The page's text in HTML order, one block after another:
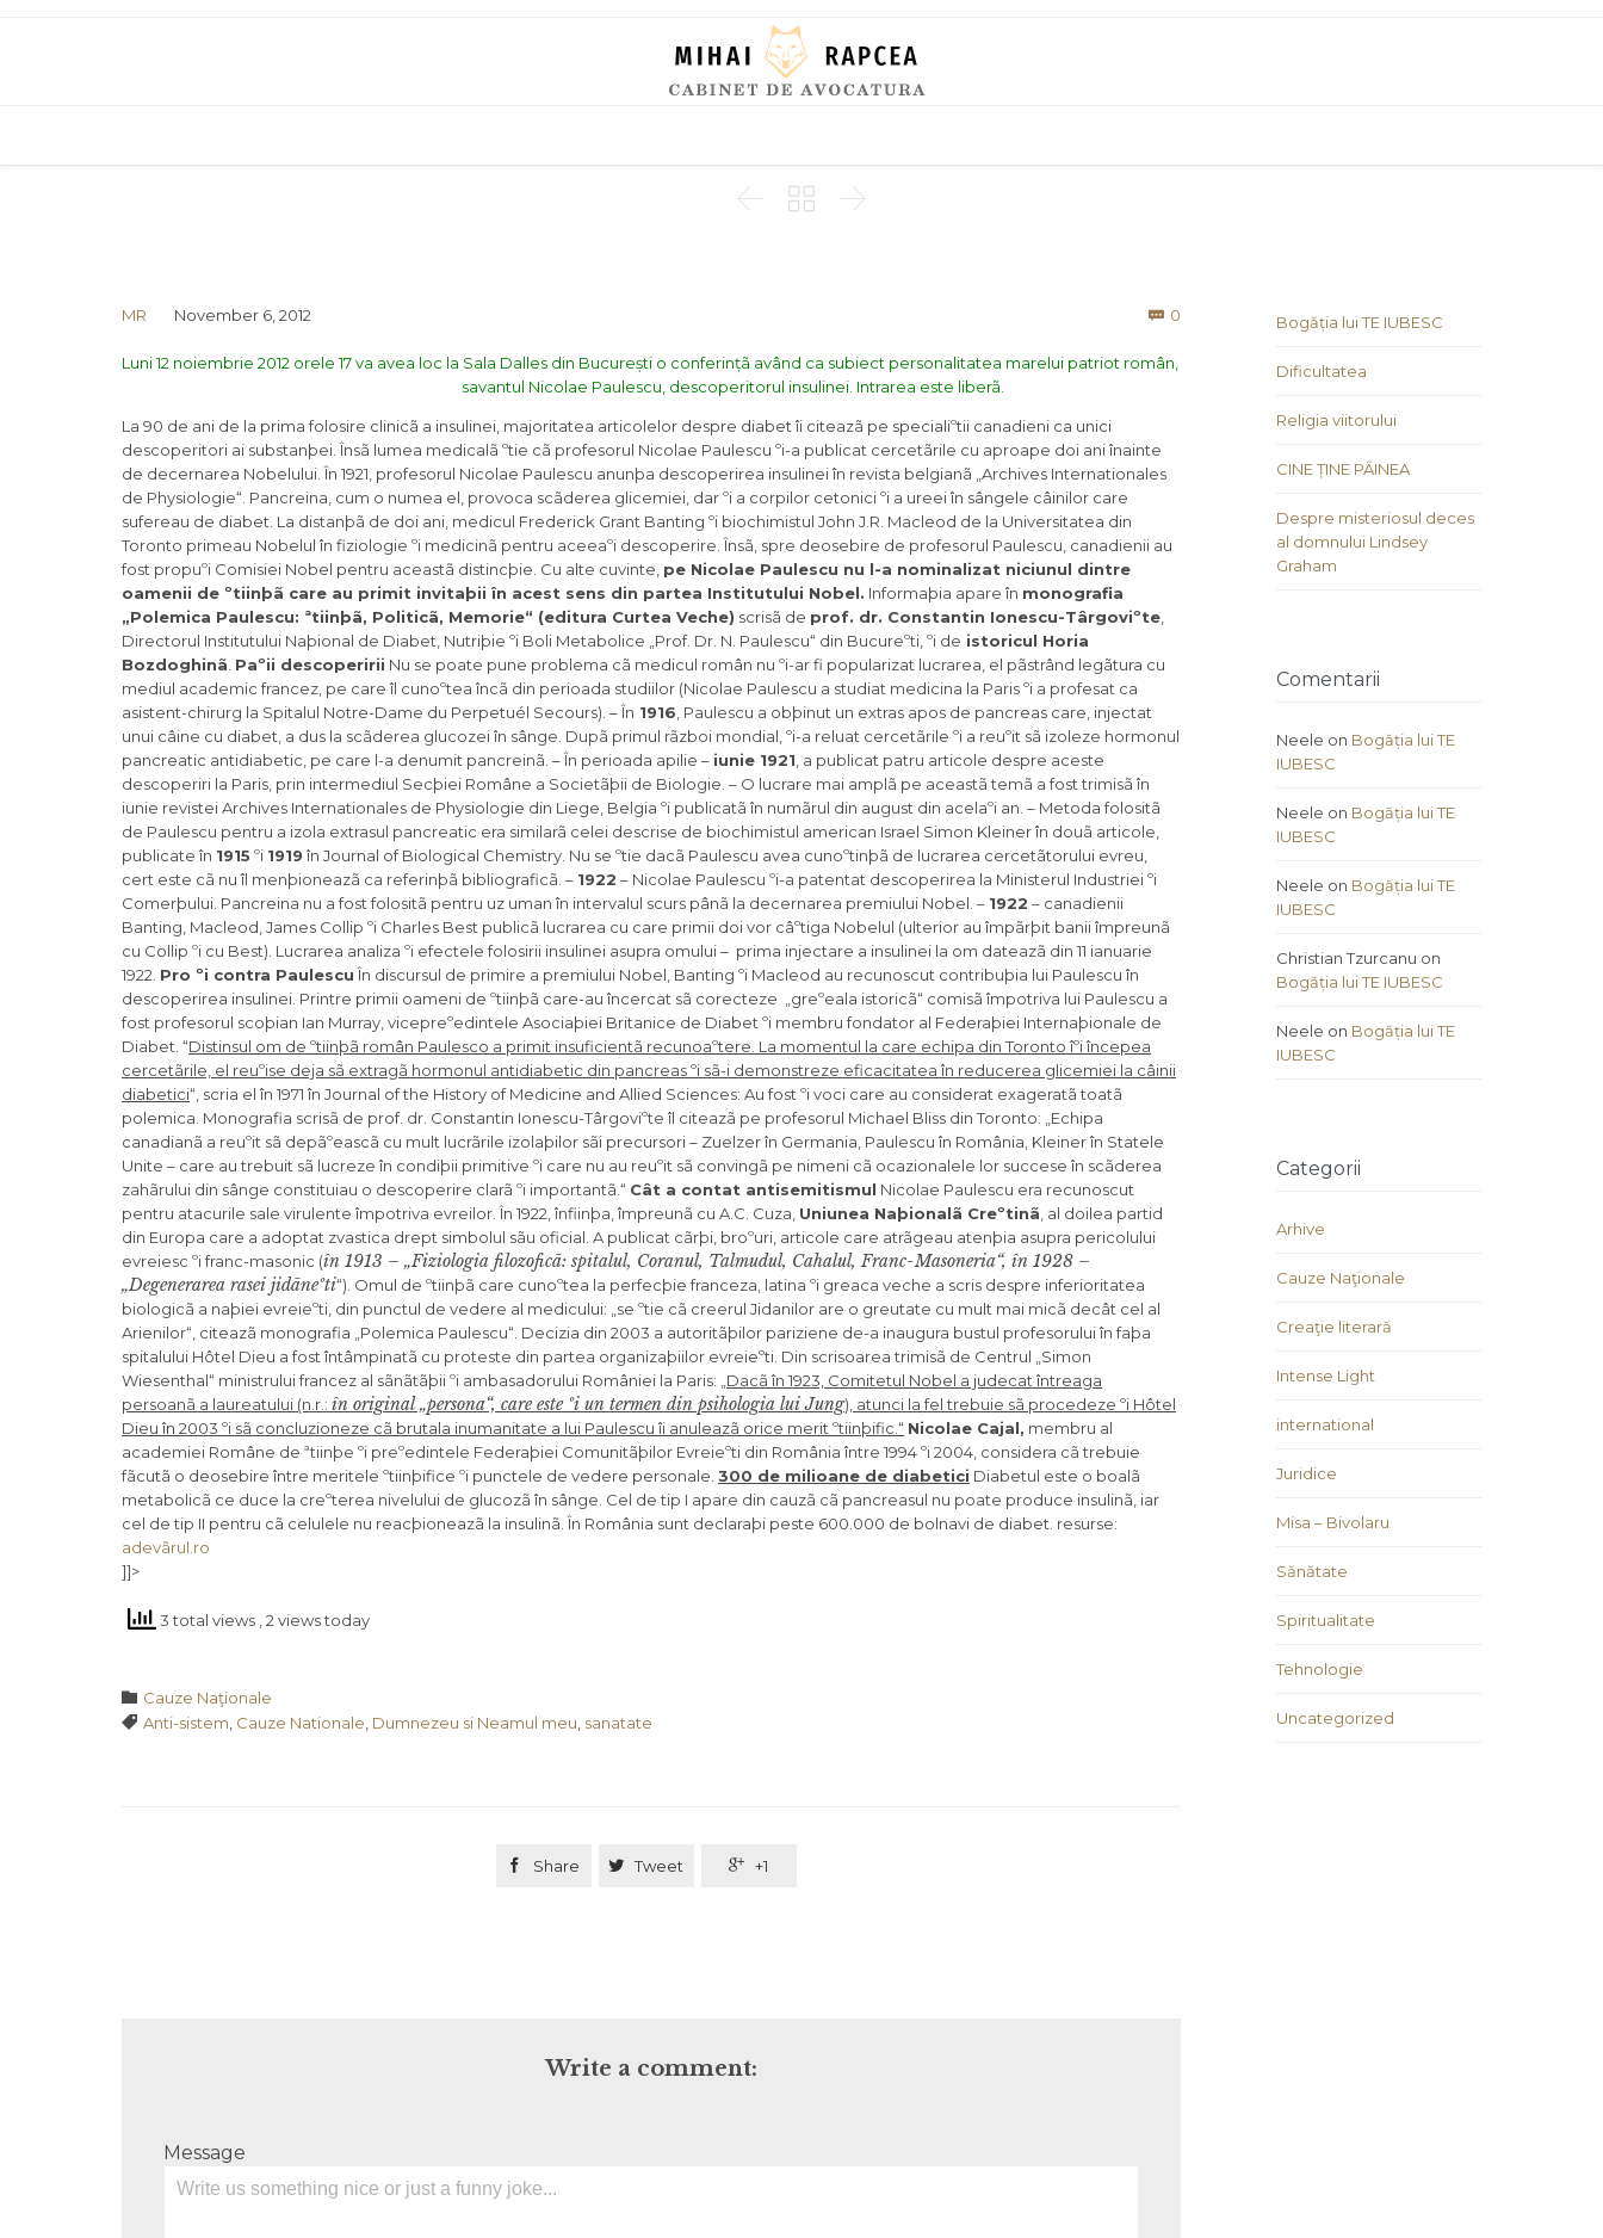
  
MR November 6, 2012  0
Luni 12 noiembrie 2012 orele 17 va avea loc la Sala Dalles din București o conferințã având ca subiect personalitatea marelui patriot român,
savantul Nicolae Paulescu, descoperitorul insulinei. Intrarea este liberã.
La 90 de ani de la prima folosire clinicã a insulinei, majoritatea articolelor despre diabet îi citeazã pe specialiºtii canadieni ca unici
descoperitori ai substanþei. Însã lumea medicalã ºtie cã profesorul Nicolae Paulescu ºi-a publicat cercetãrile cu aproape doi ani înainte
de decernarea Nobelului. În 1921, profesorul Nicolae Paulescu anunþa descoperirea insulinei în revista belgianã „Archives Internationales
de Physiologie“. Pancreina, cum o numea el, provoca scãderea glicemiei, dar ºi a corpilor cetonici ºi a ureei în sângele câinilor care
sufereau de diabet. La distanþã de doi ani, medicul Frederick Grant Banting ºi biochimistul John J.R. Macleod de la Universitatea din
Toronto primeau Nobelul în fiziologie ºi medicinã pentru aceeaºi descoperire. Însã, spre deosebire de profesorul Paulescu, canadienii au
fost propuºi Comisiei Nobel pentru aceastã distincþie. Cu alte cuvinte, pe Nicolae Paulescu nu l-a nominalizat niciunul dintre
oamenii de ºtiinþã care au primit invitaþii în acest sens din partea Institutului Nobel. Informaþia apare în monografia
„Polemica Paulescu: ªtiinþã, Politicã, Memorie“ (editura Curtea Veche) scrisã de prof. dr. Constantin Ionescu-Târgoviºte
Directorul Institutului Naþional de Diabet, Nutriþie ºi Boli Metabolice „Prof. Dr. N. Paulescu“ din Bucureºti, ºi de istoricul Horia
Bozdoghinã Paºii descoperirii Nu se poate pune problema cã medicul român nu ºi-ar fi popularizat lucrarea, el pãstrând legãtura cu
mediul academic francez, pe care îl cunoºtea încã din perioada studiilor (Nicolae Paulescu a studiat medicina la Paris ºi a profesat ca
asistent-chirurg la Spitalul Notre-Dame du Perpetuél Secours). – În 1916 , Paulescu a obþinut un extras apos de pancreas care, injectat
unui câine cu diabet, a dus la scãderea glucozei în sânge. Dupã primul rãzboi mondial, ºi-a reluat cercetãrile ºi a reuºit sã izoleze hormonul
pancreatic antidiabetic, pe care l-a denumit pancreinã. – În perioada apilie – iunie 1921 , a publicat patru articole despre aceste
descoperiri la Paris, prin intermediul Secþiei Române a Societãþii de Biologie. – O lucrare mai amplã pe aceastã temã a fost trimisã în
iunie revistei Archives Internationales de Physiologie din Liege, Belgia ºi publicatã în numãrul din august din acelaºi an. – Metoda folositã
de Paulescu pentru a izola extrasul pancreatic era similarã celei descrise de biochimistul american Israel Simon Kleiner în douã articole,
publicate în 1915 ºi 1919 în Journal of Biological Chemistry. Nu se ºtie dacã Paulescu avea cunoºtinþã de lucrarea cercetãtorului evreu,
cert este cã nu îl menþioneazã ca referinþã bibliograficã. – 1922 – Nicolae Paulescu ºi-a patentat descoperirea la Ministerul Industriei ºi
Comerþului. Pancreina nu a fost folositã pentru uz uman în intervalul scurs pânã la decernarea premiului Nobel. – 1922 – canadienii
Banting, Macleod, James Collip ºi Charles Best publicã lucrarea cu care primii doi vor câºtiga Nobelul (ulterior au împãrþit banii împreunã
cu Collip ºi cu Best). Lucrarea analiza ºi efectele folosirii insulinei asupra omului – prima injectare a insulinei la om dateazã din 11 ianuarie
1922. Pro ºi contra PaulescuÎn discursul de primire a premiului Nobel, Banting ºi Macleod au recunoscut contribuþia lui Paulescu în
descoperirea insulinei. Printre primii oameni de ºtiinþã care-au încercat sã corecteze „greºeala istoricã“ comisã împotriva lui Paulescu a
fost profesorul scoþian Ian Murray, vicepreºedintele Asociaþiei Britanice de Diabet ºi membru fondator al Federaþiei Internaþionale de
Diabet. “Distinsul om de ºtiinþã român Paulesco a primit insuficientã recunoaºtere. La momentul la care echipa din Toronto îºi începea
cercetãrile, el reuºise deja sã extragã hormonul antidiabetic din pancreas ºi sã-i demonstreze eficacitatea în reducerea glicemiei la câinii
diabetici“, scria el în 1971 în Journal of the History of Medicine and Allied Sciences: Au fost ºi voci care au considerat exageratã toatã
polemica. Monografia scrisã de prof. dr. Constantin Ionescu-Târgoviºte îl citeazã pe profesorul Michael Bliss din Toronto: „Echipa
canadianã a reuºit sã depãºeascã cu mult lucrãrile izolaþilor sãi precursori – Zuelzer în Germania, Paulescu în România, Kleiner în Statele
Unite – care au trebuit sã lucreze în condiþii primitive ºi care nu au reuºit sã convingã pe nimeni cã ocazionalele lor succese în scãderea
zahãrului din sânge constituiau o descoperire clarã ºi importantã.“ Cât a contat antisemitismul Nicolae Paulescu era recunoscut
pentru atacurile sale virulente împotriva evreilor. În 1922, înfiinþa, împreunã cu A.C. Cuza, Uniunea Naþionalã Creºtinã , al doilea partid
din Europa care a adoptat zvastica drept simbolul sãu oficial. A publicat cãrþi, broºuri, articole care atrãgeau atenþia asupra pericolului
evreiesc ºi franc-masonic (în 1913 – „Fiziologia filozoficã: spitalul, Coranul, Talmudul, Cahalul, Franc-Masoneria“, în 1928 –
„Degenerarea rasei jidãneºti“). Omul de ºtiinþã care cunoºtea la perfecþie franceza, latina ºi greaca veche a scris despre inferioritatea
biologicã a naþiei evreieºti, din punctul de vedere al medicului: „se ºtie cã creerul Jidanilor are o greutate cu mult mai micã decât cel al
Arienilor“, citeazã monografia „Polemica Paulescu“. Decizia din 2003 a autoritãþilor pariziene de-a inaugura bustul profesorului în faþa
spitalului Hôtel Dieu a fost întâmpinatã cu proteste din partea organizaþiilor evreieºti. Din scrisoarea trimisã de Centrul „Simon
Wiesenthal“ ministrului francez al sãnãtãþii ºi ambasadorului României la Paris: „ Dacã în 1923, Comitetul Nobel a judecat întreaga
persoanã a laureatului (n.r.: în original „persona“, care este ºi un termen din psihologia lui Jung), atunci la fel trebuie sã procedeze ºi Hôtel
Dieu în 2003 ºi sã concluzioneze cã brutala inumanitate a lui Paulescu îi anuleazã orice merit ºtiinþific.“ Nicolae Cajal, membru al
academiei Române de ªtiinþe ºi preºedintele Federaþiei Comunitãþilor Evreieºti din România între 1994 ºi 2004, considera cã trebuie
fãcutã o deosebire între meritele ºtiinþifice ºi punctele de vedere personale. 300 de milioane de diabetici Diabetul este o boalã
metabolicã ce duce la creºterea nivelului de glucozã în sânge. Cel de tip I apare din cauzã cã pancreasul nu poate produce insulinã, iar
cel de tip II pentru cã celulele nu reacþioneazã la insulinã. În România sunt declaraþi peste 600.000 de bolnavi de diabet. resurse:
adevãrul.ro
]]>
3 total views , 2 views today
 Category
Cauze Naţionale
 Tags
Anti-sistem Cauze Nationale Dumnezeu si Neamul meu sanatate
 Share  Tweet  +1
Write a comment:
Message
Bogăția lui TE IUBESC
Dificultatea
Religia viitorului
CINE ȚINE PÂINEA
Despre misteriosul deces
al domnului Lindsey
Graham
Comentarii
Neele on Bogăția lui TE
IUBESC
Neele on Bogăția lui TE
IUBESC
Neele on Bogăția lui TE
IUBESC
Christian Tzurcanu on
Bogăția lui TE IUBESC
Neele on Bogăția lui TE
IUBESC
Categorii
Arhive
Cauze Naţionale
Creaţie literară
Intense Light
international
Juridice
Misa – Bivolaru
Sănătate
Spiritualitate
Tehnologie
Uncategorized